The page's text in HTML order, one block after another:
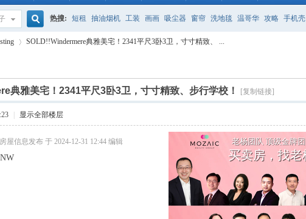
搜
索
热搜: 短租 抽油烟机 工装 画画 吸尘器 窗帘 洗地毯 温哥华 攻略 手机壳
手工皂 遮光 帐篷 床头柜 newton francais homestay
›
SOLD!!Windermere典雅美宅！2341平尺3卧3卫，寸寸精致、 ...
典雅美宅！2341平尺3卧3卫，寸寸精致、步行学校！ [复制链接]
显示全部楼层
屋信息发布 于 2024-12-31 12:44 编辑